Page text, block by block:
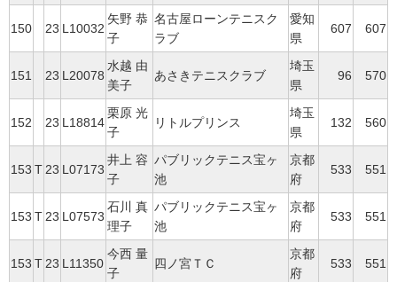
150 23 L10032
矢野 恭
子
名古屋ローンテニスク
ラブ
愛知
県
607 607
151 23 L20078
水越 由
美子
あさきテニスクラブ
埼玉
県
96 570
152 23 L18814
栗原 光
子
リトルプリンス
埼玉
県
132 560
153 T 23 L07173
井上 容
子
パブリックテニス宝ヶ
池
京都
府
533 551
153 T 23 L07573
石川 真
理子
パブリックテニス宝ヶ
池
京都
府
533 551
153 T 23 L11350
今西 量
子
四ノ宮ＴＣ
京都
府
533 551